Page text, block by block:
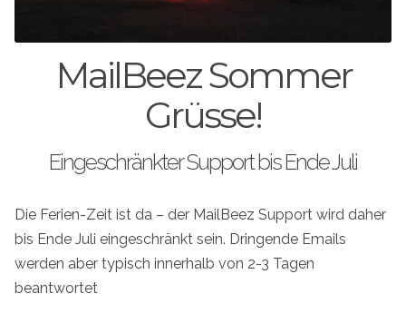
MailBeez Sommer
Grüsse!
Eingeschränkter Support bis Ende Juli
Die Ferien-Zeit ist da – der MailBeez Support wird daher
bis Ende Juli eingeschränkt sein. Dringende Emails
werden aber typisch innerhalb von 2-3 Tagen
beantwortet